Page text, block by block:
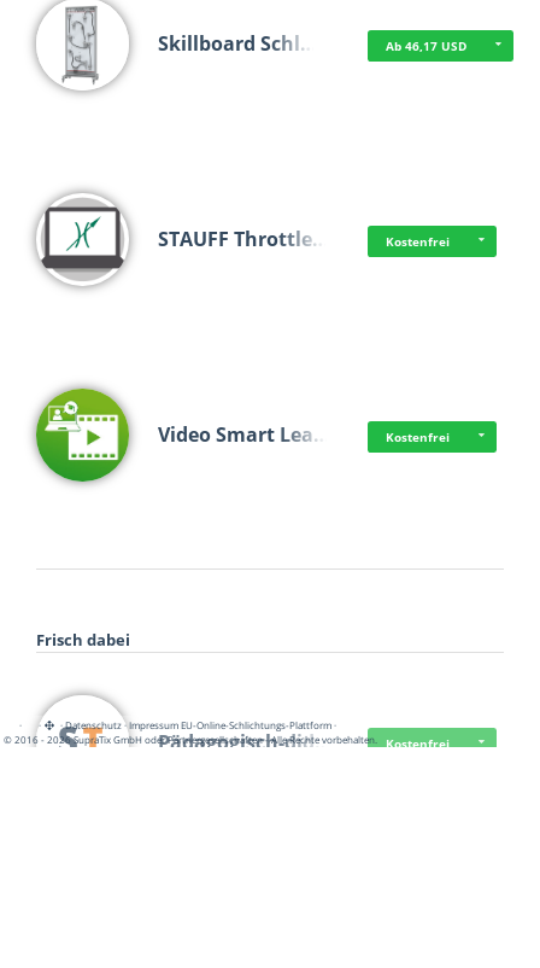
Skillboard Schl… Ab 46,17 USD
STAUFF Throttle… Kostenfrei
Video Smart Lea… Kostenfrei
Frisch dabei
Pädagogisch-did… Kostenfrei
· · ·Datenschutz·Impressum EU-Online-Schlichtungs-Plattform·
© 2016 - 2026 SupraTix GmbH oder Partnergesellschaften - Alle Rechte vorbehalten.